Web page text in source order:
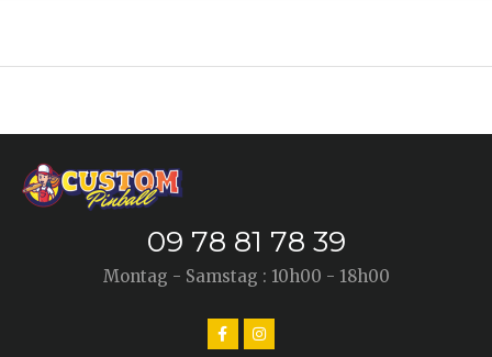
09 78 81 78 39
Montag - Samstag : 10h00 - 18h00